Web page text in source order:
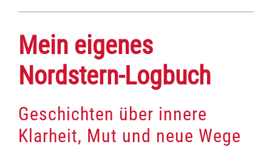
Mein eigenes
Nordstern-Logbuch
Geschichten über innere
Klarheit, Mut und neue Wege